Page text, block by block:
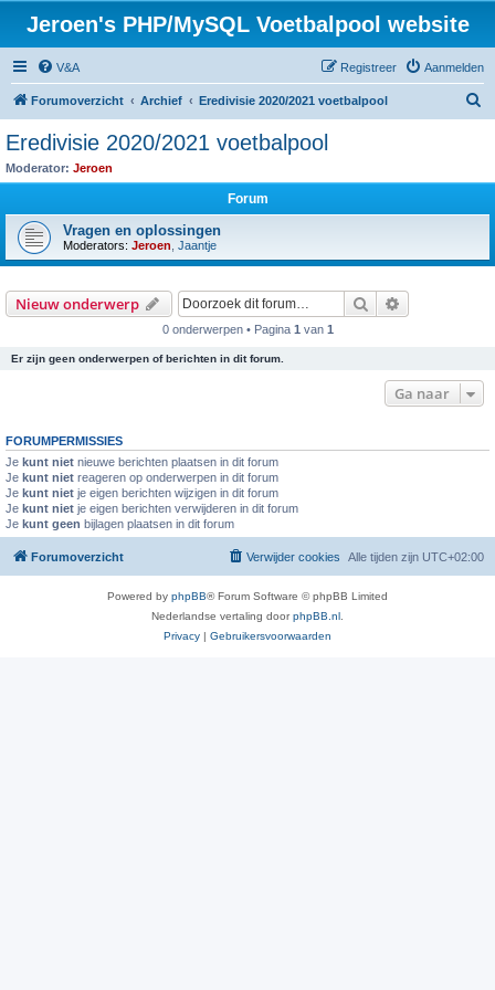
Jeroen's PHP/MySQL Voetbalpool website
V&A Aanmelden
Registreer
Forumoverzicht Archief Eredivisie 2020/2021 voetbalpool
Eredivisie 2020/2021 voetbalpool
Moderator: Jeroen
Forum
Vragen en oplossingen
Moderators: Jeroen Jaantje
Nieuw onderwerp Zoek
0 onderwerpen • Pagina 1 van 1
Er zijn geen onderwerpen of berichten in dit forum.
Ga naar
FORUMPERMISSIES
Je kunt niet nieuwe berichten plaatsen in dit forum
Je kunt niet reageren op onderwerpen in dit forum
Je kunt niet je eigen berichten wijzigen in dit forum
Je kunt niet je eigen berichten verwijderen in dit forum
Je kunt geen bijlagen plaatsen in dit forum
Forumoverzicht Alle tijden zijn UTC+02:00
Verwijder cookies
Powered by phpBB® Forum Software © phpBB Limited
Nederlandse vertaling doorphpBB.nl
Privacy | Gebruikersvoorwaarden